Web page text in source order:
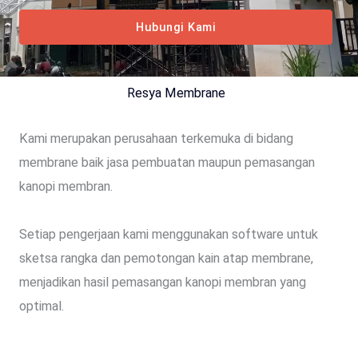
Hubungi Kami
Resya Membrane
Kami merupakan perusahaan terkemuka di bidang
membrane baik jasa pembuatan maupun pemasangan
kanopi membran.
Setiap pengerjaan kami menggunakan software untuk
sketsa rangka dan pemotongan kain atap membrane,
menjadikan hasil pemasangan kanopi membran yang
optimal.